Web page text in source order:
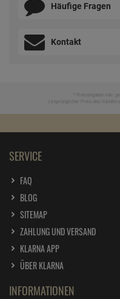
Häufige Fragen
Kontakt
* Preisangaben inkl.
Ursprünglicher Preis des Händlers,
SERVICE
FAQ
BLOG
SITEMAP
ZAHLUNG UND VERSAND
KLARNA APP
ÜBER KLARNA
INFORMATIONEN